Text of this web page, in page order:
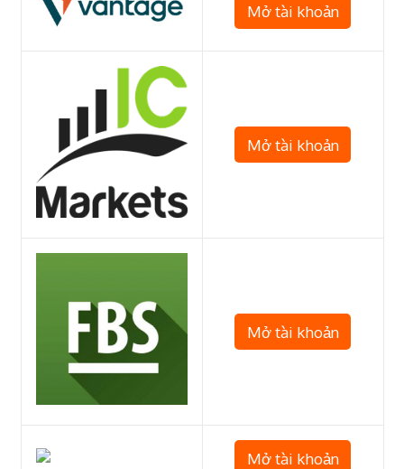
Mở tài khoản
Mở tài khoản
Mở tài khoản
Mở tài khoản